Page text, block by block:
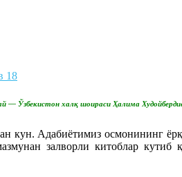
18
— Ўзбекистон халқ шоираси Ҳалима
кун. Адабиётимиз осмонининг
залворли китоблар